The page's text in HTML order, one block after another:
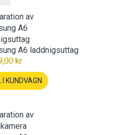
A6 laddnigsuttag
kr
I KUNDVAGN